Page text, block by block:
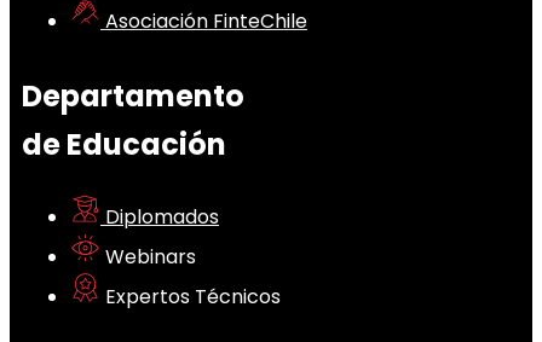
Asociación FinteChile
Departamento
de Educación
Diplomados
Webinars
Expertos Técnicos